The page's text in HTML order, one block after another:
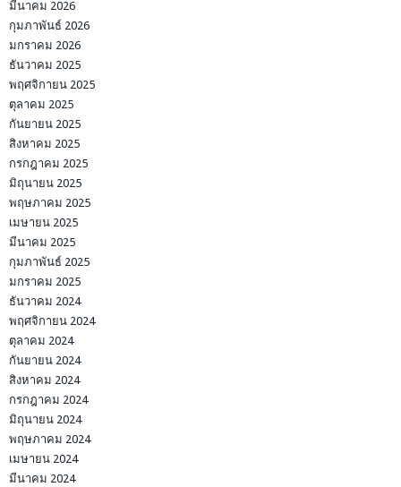
มีนาคม 2026
กุมภาพันธ์ 2026
มกราคม 2026
ธันวาคม 2025
พฤศจิกายน 2025
ตุลาคม 2025
กันยายน 2025
สิงหาคม 2025
กรกฎาคม 2025
มิถุนายน 2025
พฤษภาคม 2025
เมษายน 2025
มีนาคม 2025
กุมภาพันธ์ 2025
มกราคม 2025
ธันวาคม 2024
พฤศจิกายน 2024
ตุลาคม 2024
กันยายน 2024
สิงหาคม 2024
กรกฎาคม 2024
มิถุนายน 2024
พฤษภาคม 2024
เมษายน 2024
มีนาคม 2024